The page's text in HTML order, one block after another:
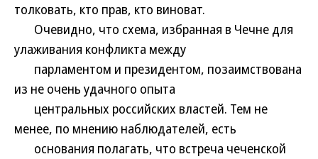
толковать, кто прав, кто виноват.
Очевидно, что схема, избранная в Чечне для
улаживания конфликта между
парламентом и президентом, позаимствована
из не очень удачного опыта
центральных российских властей. Тем не
менее, по мнению наблюдателей, есть
основания полагать, что встреча чеченской